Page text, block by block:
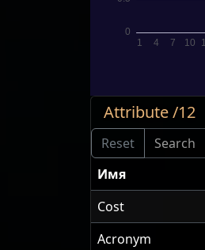
Attribute /12
Имя
Cost
Acronym